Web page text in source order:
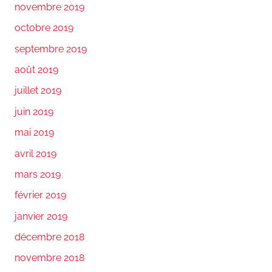
novembre 2019
octobre 2019
septembre 2019
août 2019
juillet 2019
juin 2019
mai 2019
avril 2019
mars 2019
février 2019
janvier 2019
décembre 2018
novembre 2018